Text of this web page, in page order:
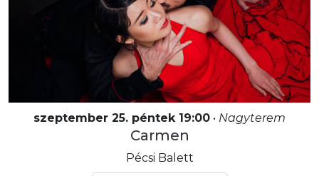
szeptember 25. péntek 19:00 • Nagyterem
Carmen
Pécsi Balett